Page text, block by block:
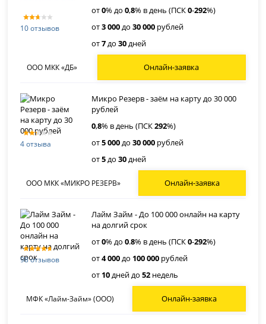
10 отзывов
от0% до0,8% в день (ПСК0-292%)
от3 000до30 000 рублей
от7до30дней
ООО МКК «ДБ» Онлайн-заявка
4 отзыва
Микро Резерв - заём на карту до 30 000
рублей
0,8% в день (ПСК292%)
от5 000до30 000 рублей
от5до30дней
ООО МКК «МИКРО РЕЗЕРВ» Онлайн-заявка
98 отзывов
Лайм Займ - До 100 000 онлайн на карту
на долгий срок
от0% до0.8% в день (ПСК0-292%)
от4 000до 100 000 рублей
от 10дней до52 недель
МФК «Лайм-Займ» (ООО) Онлайн-заявка